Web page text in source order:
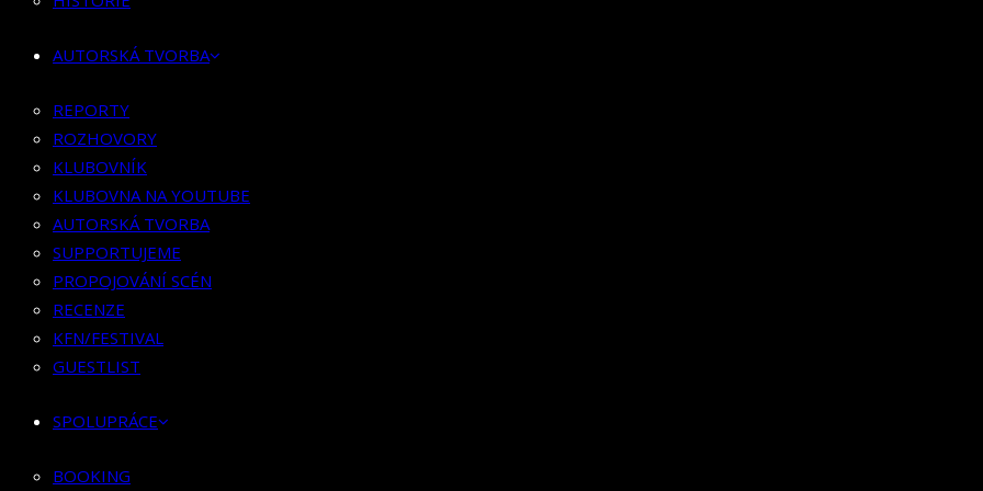
KLUBOVNA NA YOUTUBE
SUPPORTUJEME
PROPOJOVÁNÍ SCÉN
RECENZE
KFN/FESTIVAL
GUESTLIST
SPOLUPRÁCE
BOOKING
PR SPOLUPRÁCE
MERCH
AUTORSKÁ TVORBA
REPORTY
ROZHOVORY
KLUBOVNÍK
KLUBOVNA NA YOUTUBE
AUTORSKÁ TVORBA
SUPPORTUJEME
PROPOJOVÁNÍ SCÉN
RECENZE
KFN/FESTIVAL
GUESTLIST
SPOLUPRÁCE
BOOKING